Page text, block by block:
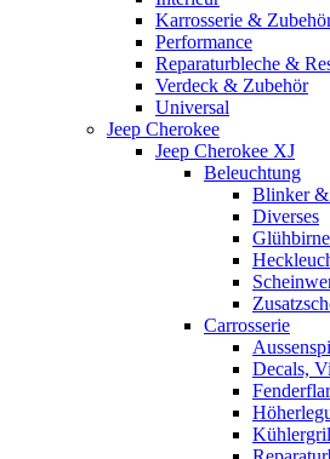
Karrosserie &
Performance
Reparaturbleche &
Verdeck & Zubehör
Universal
Jeep Cherokee
Jeep Cherokee XJ
Beleuchtung
Blinker &
Diverses
Carrosserie
Decals,